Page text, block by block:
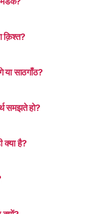
साठगाँठ?
समझते हो?
है?